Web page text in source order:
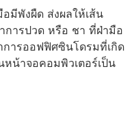
มีพังผืด ส่งผลให้เส้น
ารปวด หรือ ชา ที่ฝ่ามือ
ารออฟฟิศซินโดรมที่เกิด
น้าจอคอมพิวเตอร์เป็น